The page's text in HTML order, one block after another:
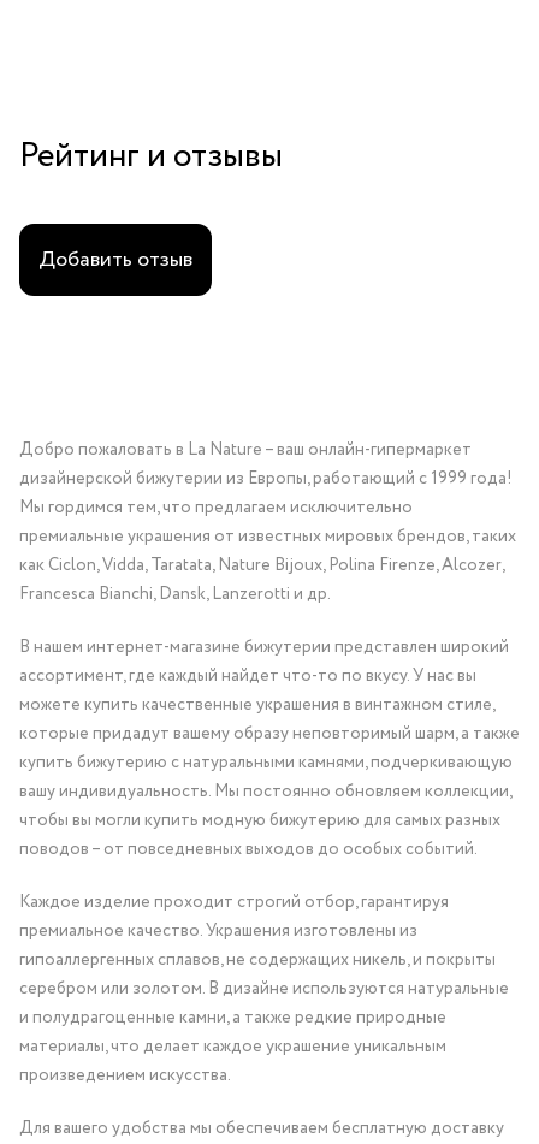
Рейтинг и отзывы
Добавить отзыв
Добро пожаловать в La Nature – ваш онлайн-гипермаркет
дизайнерской бижутерии из Европы, работающий с 1999 года!
Мы гордимся тем, что предлагаем исключительно
премиальные украшения от известных мировых брендов, таких
как Ciclon, Vidda, Taratata, Nature Bijoux, Polina Firenze, Alcozer,
Francesca Bianchi, Dansk, Lanzerotti и др.
В нашем интернет-магазине бижутерии представлен широкий
ассортимент, где каждый найдет что-то по вкусу. У нас вы
можете купить качественные украшения в винтажном стиле,
которые придадут вашему образу неповторимый шарм, а также
купить бижутерию с натуральными камнями, подчеркивающую
вашу индивидуальность. Мы постоянно обновляем коллекции,
чтобы вы могли купить модную бижутерию для самых разных
поводов – от повседневных выходов до особых событий.
Каждое изделие проходит строгий отбор, гарантируя
премиальное качество. Украшения изготовлены из
гипоаллергенных сплавов, не содержащих никель, и покрыты
серебром или золотом. В дизайне используются натуральные
и полудрагоценные камни, а также редкие природные
материалы, что делает каждое украшение уникальным
произведением искусства.
Для вашего удобства мы обеспечиваем бесплатную доставку